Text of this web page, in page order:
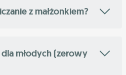
z małżonkiem?
młodych (zerowy